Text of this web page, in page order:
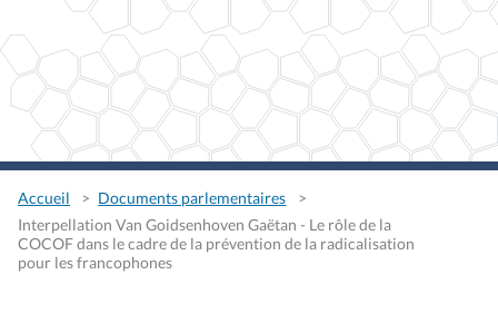
Accueil
Documents parlementaires
Interpellation Van Goidsenhoven Gaëtan - Le rôle de la
COCOF dans le cadre de la prévention de la radicalisation
pour les francophones